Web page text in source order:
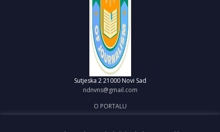
Sutjeska 2 21000 Novi Sad
ndnvns@gmail.com
O PORTALU